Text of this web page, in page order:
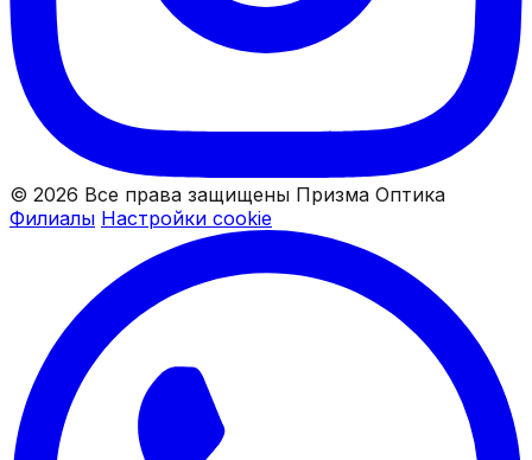
© 2026 Все права защищены Призма Оптика
Филиалы Настройки cookie